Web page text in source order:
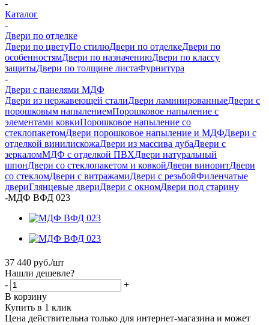
-
Каталог
-
Двери по отделке
Двери по цветуПо стилюДвери по отделкеДвери по
особенностямДвери по назначениюДвери по классу
защитыДвери по толщине листаФурнитура
-
Двери с панелями МДФ
Двери из нержавеющей сталиДвери ламинированныеДвери с
порошковым напылениемПорошковое напыление с
элементами ковкиПорошковое напыление со
стеклопакетомДвери порошковое напыление и МДФДвери с
отделкой винилискожаДвери из массива дубаДвери с
зеркаломМДФ с отделкой ПВХДвери натуральный
шпонДвери со стеклопакетом и ковкойДвери виноритДвери
со стекломДвери с витражамиДвери с резьбойФиленчатые
двериГлянцевые двериДвери с окномДвери под старину
-МДФ ВФД 023
37 440 руб./шт
Нашли дешевле?
-
+
В корзину
Купить в 1 клик
Цена действительна только для интернет-магазина и может